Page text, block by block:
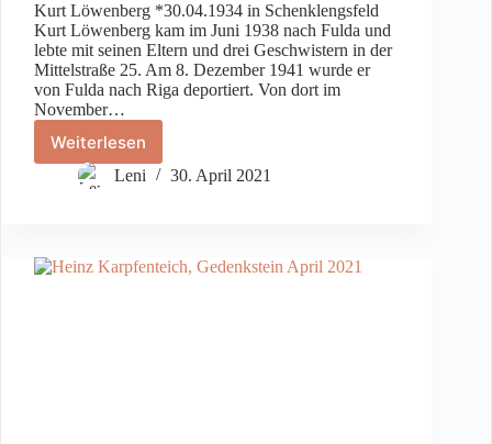
Kurt Löwenberg *30.04.1934 in Schenklengsfeld
Kurt Löwenberg kam im Juni 1938 nach Fulda und
lebte mit seinen Eltern und drei Geschwistern in der
Mittelstraße 25. Am 8. Dezember 1941 wurde er
von Fulda nach Riga deportiert. Von dort im
November…
Weiterlesen
Kurt
Löwenberg
Leni 30. April 2021